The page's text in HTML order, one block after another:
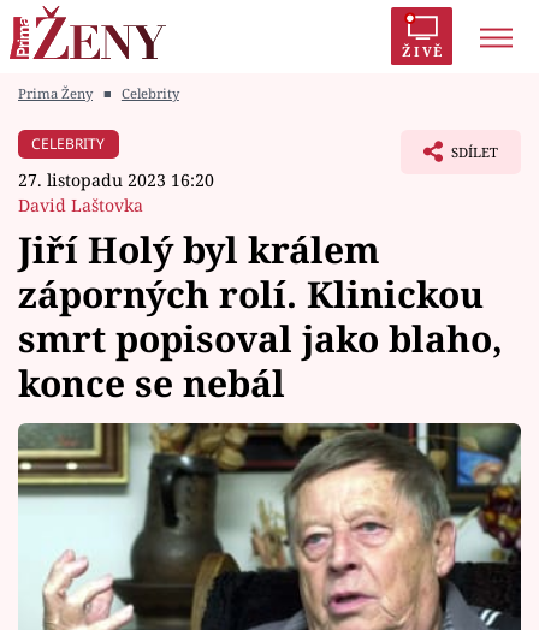
ŽIVĚ
Módní alarm
Témata
Celebrity
Vztahy
Seriály
Horoskopy
Sledujte prima+
Prima Ženy ■ Celebrity
CELEBRITY
27. listopadu 2023 16:20
David Laštovka
SDÍLET
Jiří Holý byl králem
záporných rolí. Klinickou
smrt popisoval jako blaho,
konce se nebál